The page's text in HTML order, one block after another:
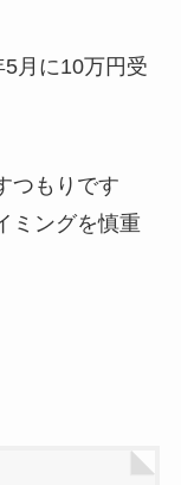
月に10万円受
つもりです
ミングを慎重